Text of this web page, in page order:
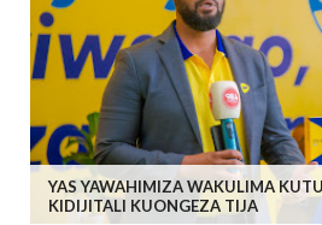
YAS YAWAHIMIZA WAKULIMA
KIDIJITALI KUONGEZA TIJA